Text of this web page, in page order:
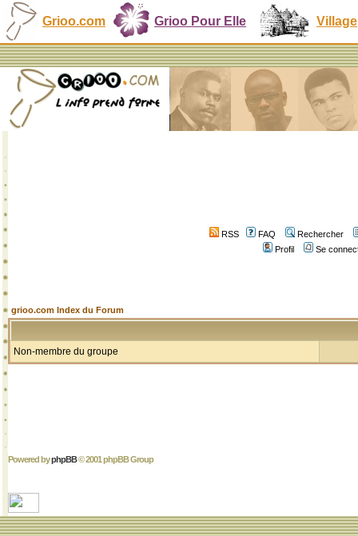
Grioo.com Grioo Pour Elle Village
RSS FAQ
Rechercher
Profil
Se
grioo.com Index du Forum
Non-membre du groupe
Powered byphpBB© 2001 phpBB Group